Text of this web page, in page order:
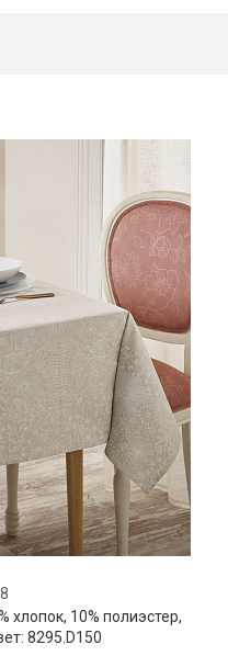
хлопок, 10% полиэстер,
8295.D150